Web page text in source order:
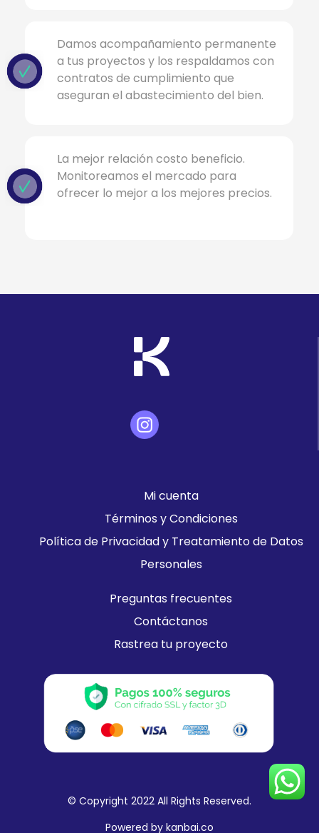
Damos acompañamiento permanente
a tus proyectos y los respaldamos con
contratos de cumplimiento que
aseguran el abastecimiento del bien.
La mejor relación costo beneficio.
Monitoreamos el mercado para
ofrecer lo mejor a los mejores precios.
Mi cuenta
Términos y Condiciones
Política de Privacidad y Treatamiento de Datos
Personales
Preguntas frecuentes
Contáctanos
Rastrea tu proyecto
© Copyright 2022 All Rights Reserved.
Powered by kanbai.co